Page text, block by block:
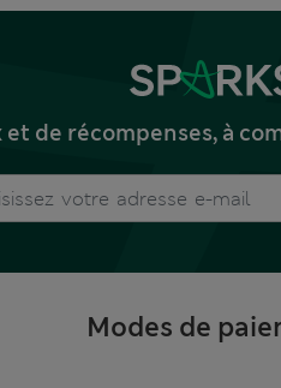
de récompenses, à
Modes de